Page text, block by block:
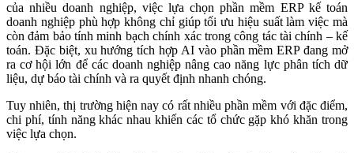
của nhiều doanh nghiệp, việc lựa chọn phần mềm ERP kế toán
doanh nghiệp phù hợp không chỉ giúp tối ưu hiệu suất làm việc mà
còn đảm bảo tính minh bạch chính xác trong công tác tài chính – kế
toán. Đặc biệt, xu hướng tích hợp AI vào phần mềm ERP đang mở
ra cơ hội lớn để các doanh nghiệp nâng cao năng lực phân tích dữ
liệu, dự báo tài chính và ra quyết định nhanh chóng.
Tuy nhiên, thị trường hiện nay có rất nhiều phần mềm với đặc điểm,
chi phí, tính năng khác nhau khiến các tổ chức gặp khó khăn trong
việc lựa chọn.